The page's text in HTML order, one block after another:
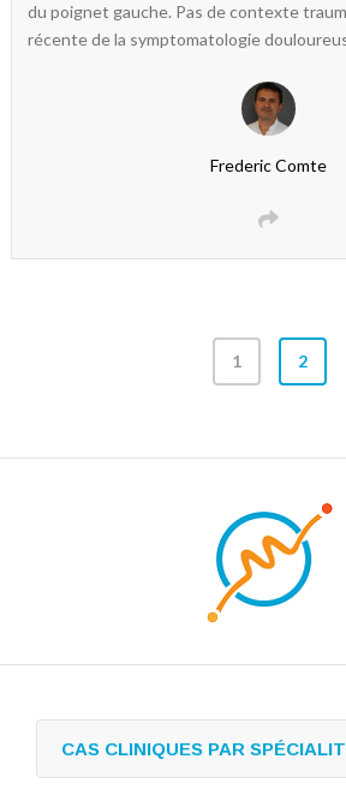
du poignet gauche. Pas de contexte
récente de la symptomatologie
Frederic Comte
1 2
CAS CLINIQUES PAR